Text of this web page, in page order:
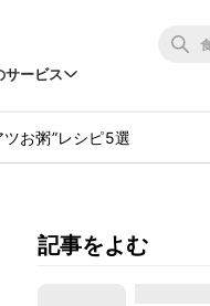
サービス
お粥”レシピ5選
記事をよむ